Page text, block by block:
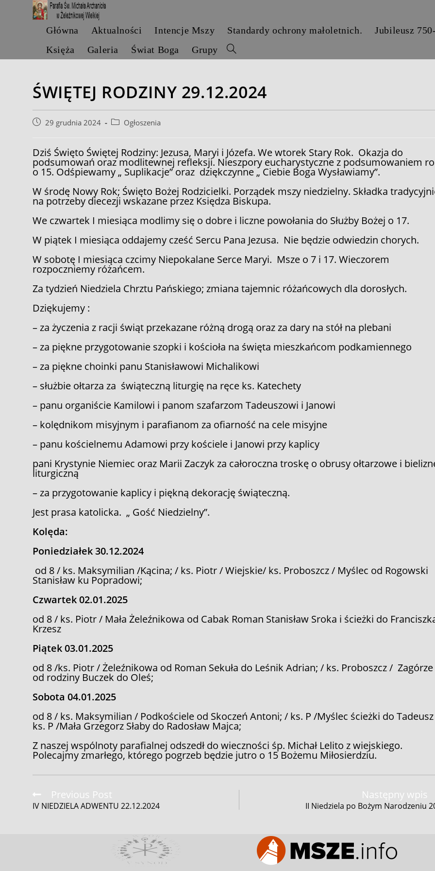
Główna Aktualności Intencje Mszy Standardy ochrony małoletnich.
Jubileusz
Księża
Galeria Świat Boga Grupy
ŚWIĘTEJ RODZINY 29.12.2024
Post29 grudnia 2024
PostOgłoszenia
Dziś Święto Świętej Rodziny: Jezusa, Maryi i Józefa. We wtorek Stary Rok. Okazja do
podsumowań oraz modlitewnej refleksji. Nieszpory eucharystyczne z podsumowaniem
o 15. Odśpiewamy „ Suplikacje” oraz dziękczynne „ Ciebie Boga Wysławiamy”.
W środę Nowy Rok; Święto Bożej Rodzicielki. Porządek mszy niedzielny. Składka
na potrzeby diecezji wskazane przez Księdza Biskupa.
We czwartek I miesiąca modlimy się o dobre i liczne powołania do Służby Bożej o 17.
W piątek I miesiąca oddajemy cześć Sercu Pana Jezusa. Nie będzie odwiedzin chorych.
W sobotę I miesiąca czcimy Niepokalane Serce Maryi. Msze o 7 i 17. Wieczorem
rozpoczniemy różańcem.
Za tydzień Niedziela Chrztu Pańskiego; zmiana tajemnic różańcowych dla dorosłych.
Dziękujemy :
– za życzenia z racji świąt przekazane różną drogą oraz za dary na stół na plebani
– za piękne przygotowanie szopki i kościoła na święta mieszkańcom podkamiennego
– za piękne choinki panu Stanisławowi Michalikowi
– służbie ołtarza za świąteczną liturgię na ręce ks. Katechety
– panu organiście Kamilowi i panom szafarzom Tadeuszowi i Janowi
– kolędnikom misyjnym i parafianom za ofiarność na cele misyjne
– panu kościelnemu Adamowi przy kościele i Janowi przy kaplicy
pani Krystynie Niemiec oraz Marii Zaczyk za całoroczna troskę o obrusy ołtarzowe i
liturgiczną
– za przygotowanie kaplicy i piękną dekorację świąteczną.
Jest prasa katolicka. „ Gość Niedzielny”.
Kolęda:
Poniedziałek 30.12.2024
od 8 / ks. Maksymilian /Kącina; / ks. Piotr / Wiejskie/ ks. Proboszcz / Myślec od Rogowski
Stanisław ku Popradowi;
Czwartek 02.01.2025
od 8 / ks. Piotr / Mała Żeleźnikowa od Cabak Roman Stanisław Sroka i ścieżki do
Krzesz
Piątek 03.01.2025
od 8 /ks. Piotr / Żeleźnikowa od Roman Sekuła do Leśnik Adrian; / ks. Proboszcz / Zagórze
od rodziny Buczek do Oleś;
Sobota 04.01.2025
od 8 / ks. Maksymilian / Podkościele od Skoczeń Antoni; / ks. P /Myślec ścieżki do
ks. P /Mała Grzegorz Słaby do Radosław Majca;
Z naszej wspólnoty parafialnej odszedł do wieczności śp. Michał Lelito z wiejskiego.
Polecajmy zmarłego, którego pogrzeb będzie jutro o 15 Bożemu Miłosierdziu.
Read
more
articles
Previous Post
IV NIEDZIELA ADWENTU 22.12.2024
Następny wpis
II Niedziela po Bożym Narodzeniu